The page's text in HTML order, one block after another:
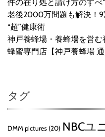
件の在り処と請け方のす
老後2000万問題も解決！
“超”健康術
神戸養蜂場・養蜂場を営
蜂蜜専門店【神戸養蜂場 通
タグ
DMM pictures (20) NBCユ